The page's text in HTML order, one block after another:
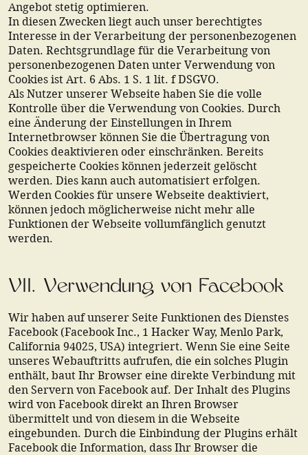
Angebot stetig optimieren.
In diesen Zwecken liegt auch unser berechtigtes
Interesse in der Verarbeitung der personenbezogenen
Daten. Rechtsgrundlage für die Verarbeitung von
personenbezogenen Daten unter Verwendung von
Cookies ist Art. 6 Abs. 1 S. 1 lit. f DSGVO.
Als Nutzer unserer Webseite haben Sie die volle
Kontrolle über die Verwendung von Cookies. Durch
eine Änderung der Einstellungen in Ihrem
Internetbrowser können Sie die Übertragung von
Cookies deaktivieren oder einschränken. Bereits
gespeicherte Cookies können jederzeit gelöscht
werden. Dies kann auch automatisiert erfolgen.
Werden Cookies für unsere Webseite deaktiviert,
können jedoch möglicherweise nicht mehr alle
Funktionen der Webseite vollumfänglich genutzt
werden.
VII. Verwendung von Facebook
Wir haben auf unserer Seite Funktionen des Dienstes
Facebook (Facebook Inc., 1 Hacker Way, Menlo Park,
California 94025, USA) integriert. Wenn Sie eine Seite
unseres Webauftritts aufrufen, die ein solches Plugin
enthält, baut Ihr Browser eine direkte Verbindung mit
den Servern von Facebook auf. Der Inhalt des Plugins
wird von Facebook direkt an Ihren Browser
übermittelt und von diesem in die Webseite
eingebunden. Durch die Einbindung der Plugins erhält
Facebook die Information, dass Ihr Browser die